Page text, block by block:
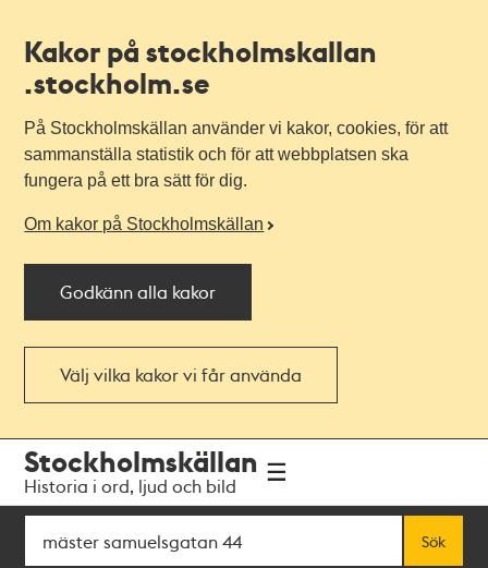
Kakor på stockholmskallan
.stockholm.se
På Stockholmskällan använder vi kakor, cookies, för att
sammanställa statistik och för att webbplatsen ska
fungera på ett bra sätt för dig.
Om kakor på Stockholmskällan
Godkänn alla kakor
Välj vilka kakor vi får använda
navigationen
huvudinnehållet
Stockholmskällan
Historia i ord, ljud och bild
Sök
Sök